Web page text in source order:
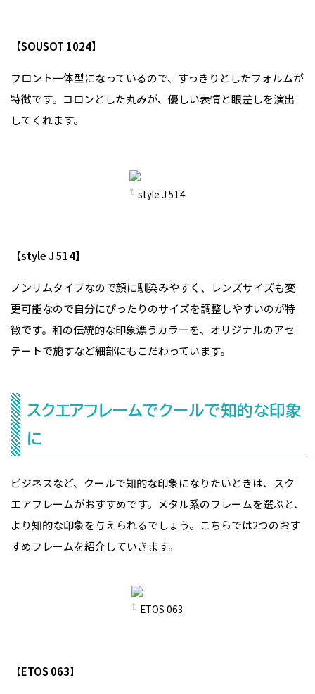
【SOUSOT 1024】
フロント一体型になっているので、すっきりとしたフォルムが
特徴です。コロンとした丸みが、優しい表情と眼差しを演出
してくれます。
style J 514
【style J 514】
ノンリムタイプなので顔に馴染みやすく、レンズサイズも変
更可能なので自分にぴったりのサイズを調整しやすいのが特
徴です。和の伝統的な印象漂うカラーを、オリジナルのアセ
テートで施すなど細部にもこだわっています。
スクエアフレームでクールで知的な印象
に
ビジネスなど、クールで知的な印象になりたいときは、スク
エアフレームがおすすめです。メタル系のフレームを選ぶと、
より知的な印象を与えられるでしょう。こちらでは2つのおす
すめフレームを紹介していきます。
ETOS 063
【ETOS 063】